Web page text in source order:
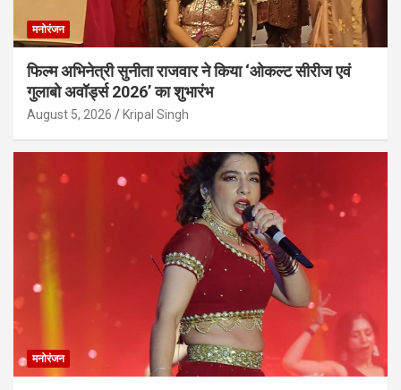
मनोरंजन
फिल्म अभिनेत्री सुनीता राजवार ने किया ‘ओकल्ट सीरीज एवं
गुलाबो अवॉर्ड्स 2026’ का शुभारंभ
August 5, 2026 Kripal Singh
मनोरंजन